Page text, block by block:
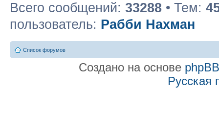
Всего сообщений: 33288 • Тем:
пользователь: Рабби Нахман
Список форумов
Создано на основе phpBB
Русская